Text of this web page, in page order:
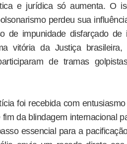
e jurídica só aumenta. O
perdeu sua
de impunidade disfarçado de
vitória da Justiça brasileira,
de tramas
foi recebida com
da blindagem internacional
essencial para a